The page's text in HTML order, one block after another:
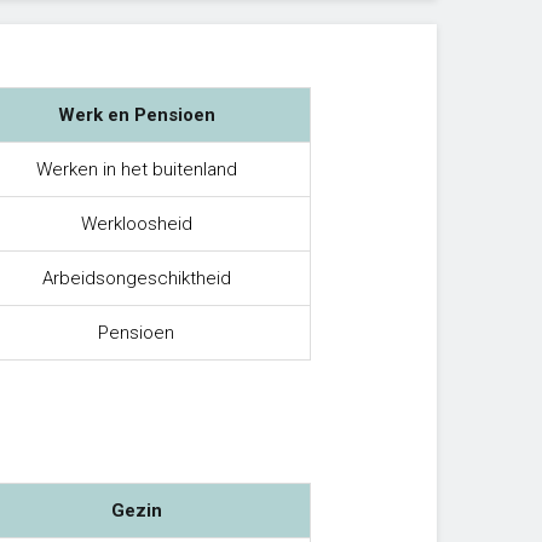
Werk en Pensioen
Werken in het buitenland
Werkloosheid
Arbeidsongeschiktheid
Pensioen
Gezin